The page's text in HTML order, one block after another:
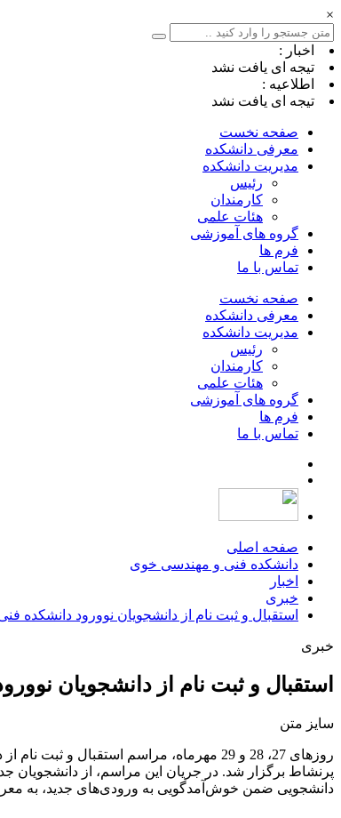
×
اخبار :
تیجه ای یافت نشد
اطلاعیه :
تیجه ای یافت نشد
صفحه نخست
معرفی دانشکده
مدیریت دانشکده
رئیس
کارمندان
هئات علمی
گروه های آموزشی
فرم ها
تماس با ما
صفحه نخست
معرفی دانشکده
مدیریت دانشکده
رئیس
کارمندان
هئات علمی
گروه های آموزشی
فرم ها
تماس با ما
صفحه اصلی
دانشکده فنی و مهندسی خوی
اخبار
خبری
استقبال و ثبت نام از دانشجویان نوورود دانشکده
خبری
استقبال و ثبت نام از دانشجویان
سایز متن
روزهای 27، 28 و 29 مهرماه، مراسم
پرنشاط برگزار شد. در جریان این مراسم، از دانشجویان
دانشجویی ضمن خوش‌آمدگویی به ورودی‌های جدید، به